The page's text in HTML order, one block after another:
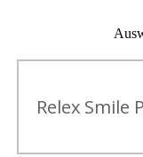
Relex Smile